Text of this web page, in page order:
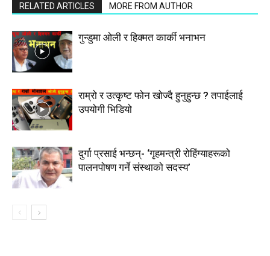
RELATED ARTICLES MORE FROM AUTHOR
गुन्डुमा ओली र हिक्मत कार्की भनाभन
राम्रो र उत्कृष्ट फोन खोज्दै हुनुहुन्छ ? तपाईलाई
उपयोगी भिडियो
दुर्गा प्रसाई भन्छन्- ‘गृहमन्त्री रोहिंग्याहरूको
पालनपोषण गर्ने संस्थाको सदस्य’